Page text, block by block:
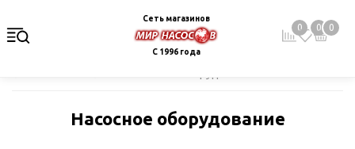
Сеть магазинов
С 1996 года
0 0 0
Насосное оборудование